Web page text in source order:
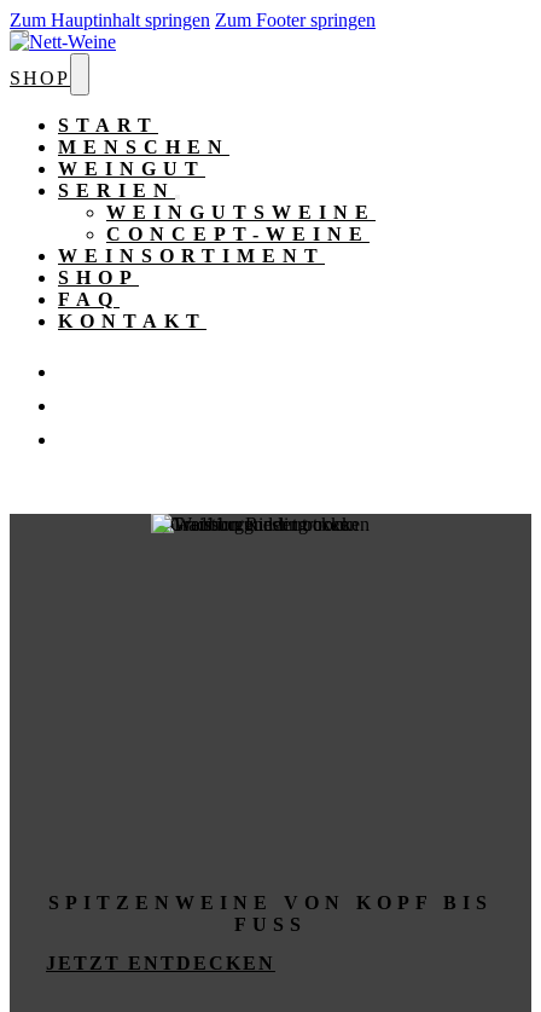
Zum Hauptinhalt springen Zum Footer springen
SHOP
START
MENSCHEN
WEINGUT
SERIEN
WEINGUTSWEINE
CONCEPT-WEINE
WEINSORTIMENT
SHOP
FAQ
KONTAKT
SPITZENWEINE VON KOPF BIS
FUSS
JETZT ENTDECKEN